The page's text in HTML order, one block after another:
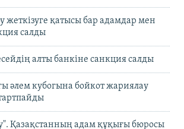
жеткізуге қатысы бар адамдар мен
салды
алты банкіне санкция салды
әлем кубогына бойкот жариялау
Қазақстанның адам құқығы бюросы